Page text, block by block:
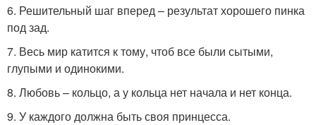
6. Решительный шаг вперед – результат хорошего пинка
под зад.
7. Весь мир катится к тому, чтоб все были сытыми,
глупыми и одинокими.
8. Любовь – кольцо, а у кольца нет начала и нет конца.
9. У каждого должна быть своя принцесса.